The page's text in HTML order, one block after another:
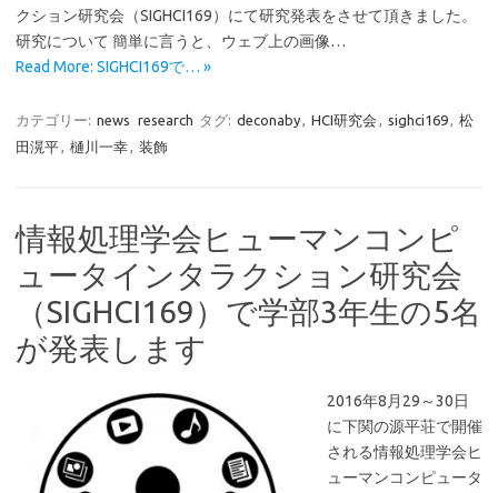
クション研究会（SIGHCI169）にて研究発表をさせて頂きました。
研究について 簡単に言うと、ウェブ上の画像…
Read More: SIGHCI169で… »
カテゴリー: news research タグ: deconaby, HCI研究会 , sighci169, 松
田滉平, 樋川一幸, 装飾
情報処理学会ヒューマンコンピ
ュータインタラクション研究会
（SIGHCI169）で学部3年生の5名
が発表します
2016年8月29～30日
に下関の源平荘で開催
される情報処理学会ヒ
ューマンコンピュータ